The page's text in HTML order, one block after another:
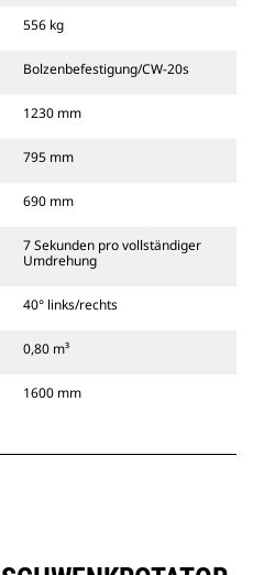
556 kg
Bolzenbefestigung/CW-20s
1230 mm
795 mm
690 mm
7 Sekunden pro vollständiger
Umdrehung
40° links/rechts
0,80 m³
1600 mm